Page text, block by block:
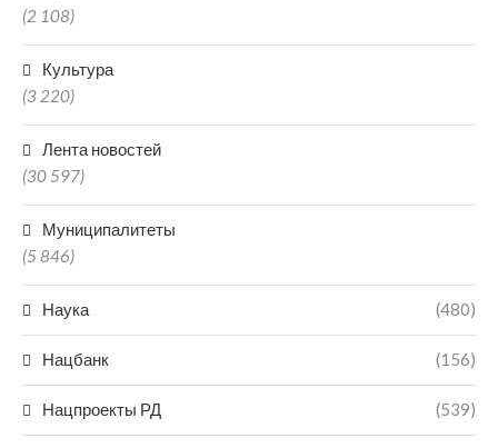
(2 108)
Культура
(3 220)
Лента новостей
(30 597)
Муниципалитеты
(5 846)
Наука (480)
Нацбанк (156)
Нацпроекты РД (539)